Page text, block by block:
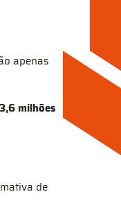
apenas
milhões
de